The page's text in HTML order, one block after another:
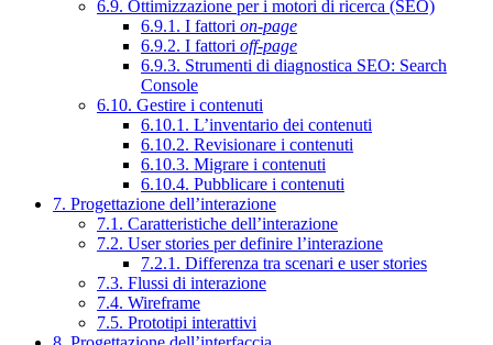
6.9. Ottimizzazione per i motori di ricerca (SEO)
6.9.1. I fattori on-page
6.9.2. I fattori off-page
6.9.3. Strumenti di diagnostica SEO: Search
Console
6.10. Gestire i contenuti
6.10.1. L’inventario dei contenuti
6.10.2. Revisionare i contenuti
6.10.3. Migrare i contenuti
6.10.4. Pubblicare i contenuti
7. Progettazione dell’interazione
7.1. Caratteristiche dell’interazione
7.2. User stories per definire l’interazione
7.2.1. Differenza tra scenari e user stories
7.3. Flussi di interazione
7.4. Wireframe
7.5. Prototipi interattivi